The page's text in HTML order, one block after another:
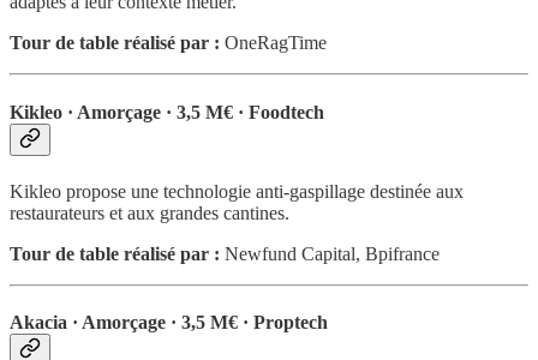
Tour de table réalisé par : OneRagTime
Kikleo · Amorçage · 3,5 M€ · Foodtech
Kikleo propose une technologie anti-gaspillage destinée aux
restaurateurs et aux grandes cantines.
Tour de table réalisé par : Newfund Capital, Bpifrance
Akacia · Amorçage · 3,5 M€ · Proptech